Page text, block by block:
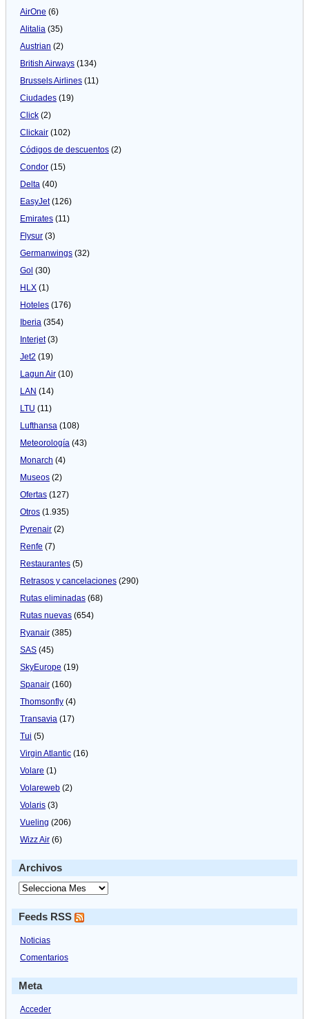
AirOne (6)
Alitalia (35)
Austrian (2)
British Airways (134)
Brussels Airlines (11)
Ciudades (19)
Click (2)
Clickair (102)
Códigos de descuentos (2)
Condor (15)
Delta (40)
EasyJet(126)
Emirates (11)
Flysur (3)
Germanwings (32)
Gol (30)
HLX (1)
Hoteles (176)
Iberia (354)
Interjet(3)
Jet2 (19)
Lagun Air (10)
LAN (14)
LTU (11)
Lufthansa (108)
Meteorologí­a (43)
Monarch (4)
Museos (2)
Ofertas (127)
Otros (1.935)
Pyrenair (2)
Renfe (7)
Restaurantes (5)
Retrasos y cancelaciones (290)
Rutas eliminadas (68)
Rutas nuevas (654)
Ryanair (385)
SAS (45)
SkyEurope (19)
Spanair (160)
Thomsonfly (4)
Transavia (17)
Tui (5)
Virgin Atlantic (16)
Volare (1)
Volareweb (2)
Volaris (3)
Vueling (206)
Wizz Air (6)
Archivos
Feeds RSS
Noticias
Comentarios
Meta
Acceder